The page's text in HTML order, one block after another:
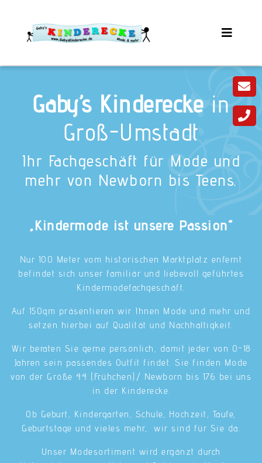
Gaby’s Kinderecke in
Groß-Umstadt
Ihr Fachgeschäft für Mode und
mehr von Newborn bis Teens.
„Kindermode ist unsere Passion“
Nur 100 Meter vom historischen Marktplatz enfernt
befindet sich unser familiär und liebevoll geführtes
Kindermodefachgeschäft.
Auf 150qm präsentieren wir Ihnen Mode und mehr und
setzen hierbei auf Qualität und Nachhaltigkeit.
Wir beraten Sie gerne persönlich, damit jeder von 0-18
Jahren sein passendes Outfit findet. Sie finden Mode
von der Größe 44 (Frühchen)/ Newborn bis 176 bei uns
in der Kinderecke.
Ob Geburt, Kindergarten, Schule, Hochzeit, Taufe,
Geburtstage und vieles mehr, wir sind für Sie da.
Unser Modesortiment wird ergänzt durch